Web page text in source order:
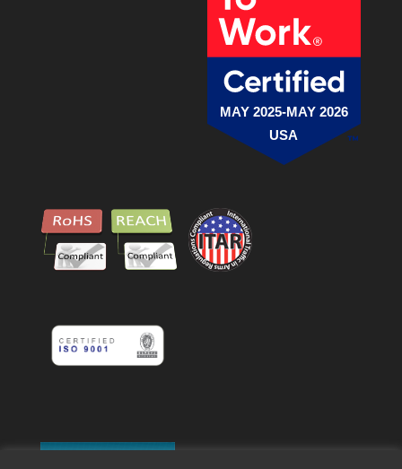
MAY 2025-MAY 2026
USA